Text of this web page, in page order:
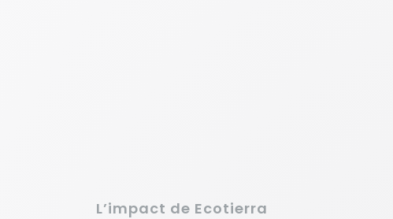
L’impact de Ecotierra